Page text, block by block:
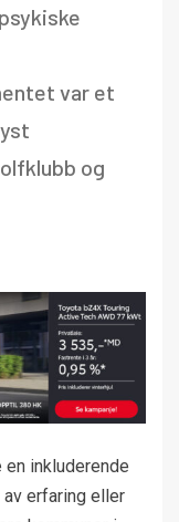
var et
og
inkluderende
av erfaring eller